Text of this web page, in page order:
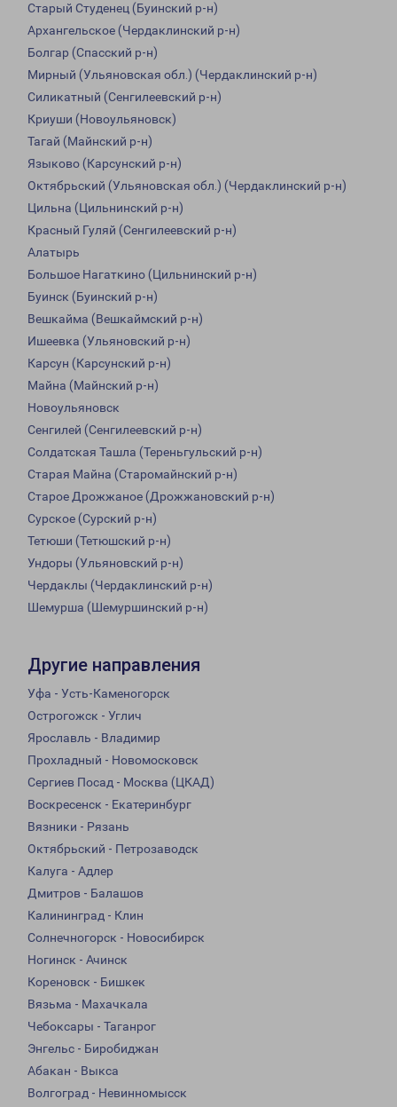
Старый Студенец (Буинский р-н)
Архангельское (Чердаклинский р-н)
Болгар (Спасский р-н)
Мирный (Ульяновская обл.) (Чердаклинский р-н)
Силикатный (Сенгилеевский р-н)
Криуши (Новоульяновск)
Тагай (Майнский р-н)
Языково (Карсунский р-н)
Октябрьский (Ульяновская обл.) (Чердаклинский р-н)
Цильна (Цильнинский р-н)
Красный Гуляй (Сенгилеевский р-н)
Алатырь
Большое Нагаткино (Цильнинский р-н)
Буинск (Буинский р-н)
Вешкайма (Вешкаймский р-н)
Ишеевка (Ульяновский р-н)
Карсун (Карсунский р-н)
Майна (Майнский р-н)
Новоульяновск
Сенгилей (Сенгилеевский р-н)
Солдатская Ташла (Тереньгульский р-н)
Старая Майна (Старомайнский р-н)
Старое Дрожжаное (Дрожжановский р-н)
Сурское (Сурский р-н)
Тетюши (Тетюшский р-н)
Ундоры (Ульяновский р-н)
Чердаклы (Чердаклинский р-н)
Шемурша (Шемуршинский р-н)
Другие направления
Уфа - Усть-Каменогорск
Острогожск - Углич
Ярославль - Владимир
Прохладный - Новомосковск
Сергиев Посад - Москва (ЦКАД)
Воскресенск - Екатеринбург
Вязники - Рязань
Октябрьский - Петрозаводск
Калуга - Адлер
Дмитров - Балашов
Калининград - Клин
Солнечногорск - Новосибирск
Ногинск - Ачинск
Кореновск - Бишкек
Вязьма - Махачкала
Чебоксары - Таганрог
Энгельс - Биробиджан
Абакан - Выкса
Волгоград - Невинномысск